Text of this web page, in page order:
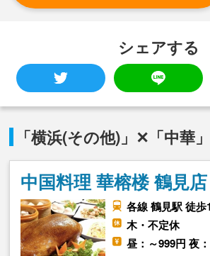
シェアする
「横浜(その他)」✕「中華」
中国料理 華榕楼 鶴見店
各線 鶴見駅 徒歩
木・不定休
昼：～999円 夜